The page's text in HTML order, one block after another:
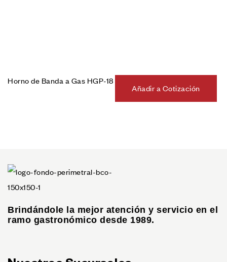
Horno de Banda a Gas HGP-18
Añadir a Cotización
Brindándole la mejor atención y servicio en el
ramo gastronómico desde 1989.